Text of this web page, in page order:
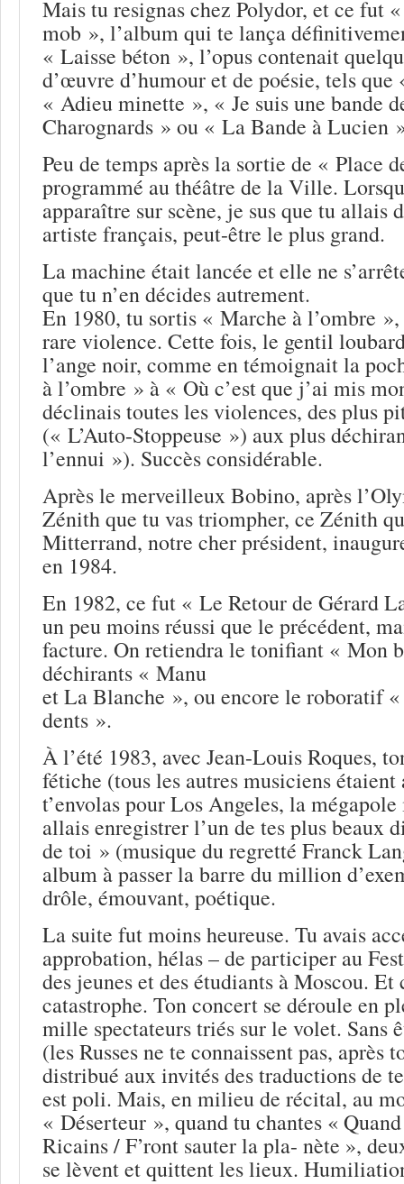
Mais tu resignas chez Polydor, et ce fut
mob », l’album qui te lança
« Laisse béton », l’opus contenait
d’œuvre d’humour et de poésie, tels
« Adieu minette », « Je suis une bande
Charognards » ou « La Bande à Lucien
Peu de temps après la sortie de « Place
programmé au théâtre de la Ville.
apparaître sur scène, je sus que tu allais
artiste français, peut-être le plus grand.
La machine était lancée et elle ne
que tu n’en décides autrement.
En 1980, tu sortis « Marche à l’ombre
rare violence. Cette fois, le gentil
l’ange noir, comme en témoignait la
à l’ombre » à « Où c’est que j’ai mis
déclinais toutes les violences, des plus
(« L’Auto-Stoppeuse ») aux plus
l’ennui »). Succès considérable.
Après le merveilleux Bobino, après
Zénith que tu vas triompher, ce Zénith
Mitterrand, notre cher président,
en 1984.
En 1982, ce fut « Le Retour de Gérard
un peu moins réussi que le précédent,
facture. On retiendra le tonifiant « Mon
déchirants « Manu
et La Blanche », ou encore le roboratif
dents ».
À l’été 1983, avec Jean-Louis Roques,
fétiche (tous les autres musiciens
t’envolas pour Los Angeles, la
allais enregistrer l’un de tes plus beaux
de toi » (musique du regretté Franck
album à passer la barre du million
drôle, émouvant, poétique.
La suite fut moins heureuse. Tu avais
approbation, hélas – de participer au
des jeunes et des étudiants à Moscou. Et
catastrophe. Ton concert se déroule en
mille spectateurs triés sur le volet. Sans
(les Russes ne te connaissent pas, après
distribué aux invités des traductions de
est poli. Mais, en milieu de récital, au
« Déserteur », quand tu chantes «
Ricains / F’ront sauter la pla- nète »,
se lèvent et quittent les lieux.